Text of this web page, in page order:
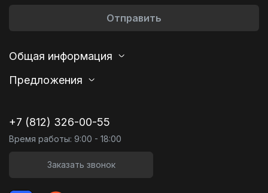
Отправить
Общая информация
Предложения
+7 (812) 326-00-55
Время работы: 9:00 - 18:00
Заказать звонок